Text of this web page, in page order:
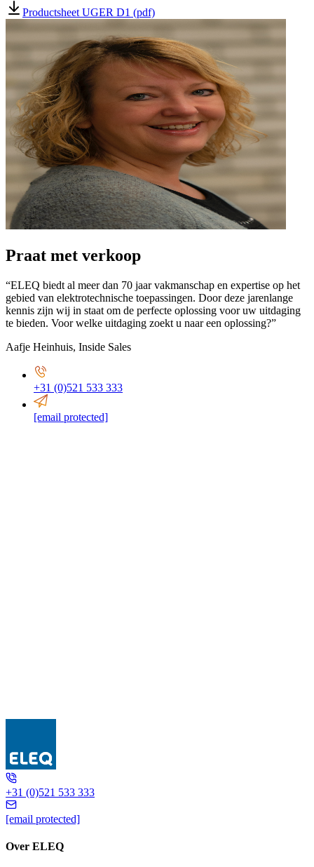
Productsheet UGER D1 (pdf)
Praat met verkoop
“ELEQ biedt al meer dan 70 jaar vakmanschap en expertise op het
gebied van elektrotechnische toepassingen. Door deze jarenlange
kennis zijn wij in staat om de perfecte oplossing voor uw uitdaging
te bieden. Voor welke uitdaging zoekt u naar een oplossing?”
Aafje Heinhuis, Inside Sales
+31 (0)521 533 333
[email protected]
UGER D1
+31 (0)521 533 333
[email protected]
Over ELEQ